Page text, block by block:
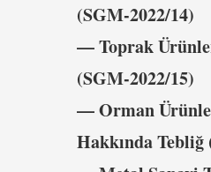
(SGM-2022/14)
–– Toprak
(SGM-2022/15)
–– Orman
Hakkında Tebliğ